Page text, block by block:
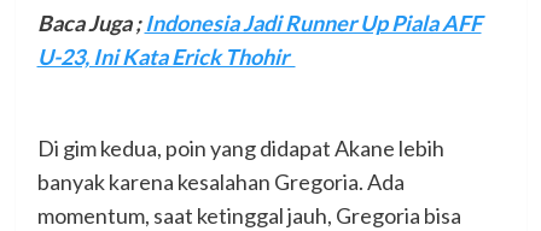
Baca Juga ; Indonesia Jadi Runner Up Piala AFF
U-23, Ini Kata Erick Thohir
Di gim kedua, poin yang didapat Akane lebih
banyak karena kesalahan Gregoria. Ada
momentum, saat ketinggal jauh, Gregoria bisa